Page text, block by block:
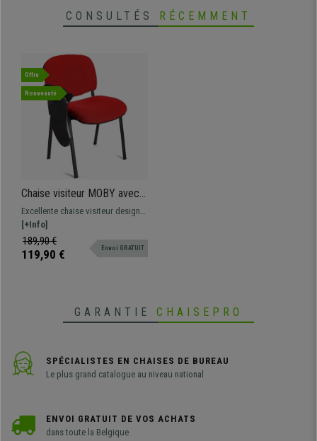
CONSULTÉS RÉCEMMENT
Offre
Nouveauté
Chaise visiteur MOBY avec
TABLETTE écritoire
rabattable, Prix incroyable!
Rouge et Piétement Noir
Excellente chaise visiteur design
MOBY avec TABLETTE écritoire
rabattable. Ce modèle inclut une
tablette écritoire rabattable.
[+Info]
189,90 €
119,90 € Envoi GRATUIT
GARANTIE CHAISEPRO
SPÉCIALISTES EN CHAISES DE BUREAU
Le plus grand catalogue au niveau national
ENVOI GRATUIT DE VOS ACHATS
dans toute la Belgique